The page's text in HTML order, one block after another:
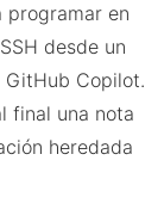
programar en
desde un
Copilot.
final una nota
heredada